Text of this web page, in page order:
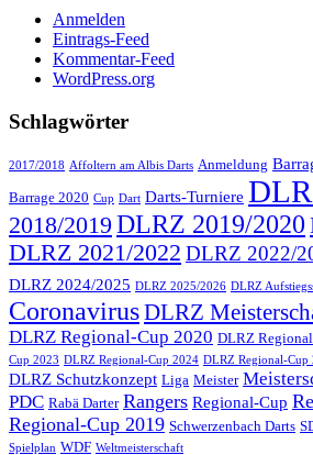
Anmelden
Eintrags-Feed
Kommentar-Feed
WordPress.org
Schlagwörter
2017/2018 Affoltern am Albis Darts Anmeldung
Barrage 2020 Cup Dart Darts-Turniere
2018/2019 DLRZ 2019/2020
DLRZ 2021/2022 DLRZ 2022/
DLRZ 2024/2025 DLRZ 2025/2026 DLRZ
CoronavirusDLRZ
DLRZ Regional-Cup 2020 DLRZ
Cup 2023 DLRZ Regional-Cup 2024 DLRZ Regional-Cup
DLRZ Schutzkonzept Liga Meister
PDC Rabä Darter Rangers Regional-Cup
Regional-Cup 2019 Schwerzenbach Darts
Spielplan WDF Weltmeisterschaft